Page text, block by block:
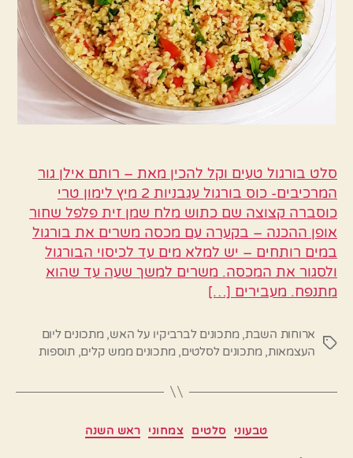
סלט בורגול טעים וקל להכין מאת – רותם אילן גור
המרכיבים- כוס בורגול עגבניות 2 מיץ לימון טרי
כוסברה קצוצה שם כתוש מלח שמן זית פלפל שחור
אופן ההכנה – בקערה עם מכסה משרים את בורגול
במים רותחים – יש למלא מים עד לכיסוי הבורגול
ולסגור את המכסה. משרים למשך שעה עד שהוא
מתנפח. מעבירים […]
תגיות
ארוחות השבת,מתכונים לברביקיו על האש,מתכונים ליום
העצמאות,מתכונים לסלטים,מתכונים ממש קלים,תוספות
קטגוריות טבעוני סלטים צמחוני ראש השנה